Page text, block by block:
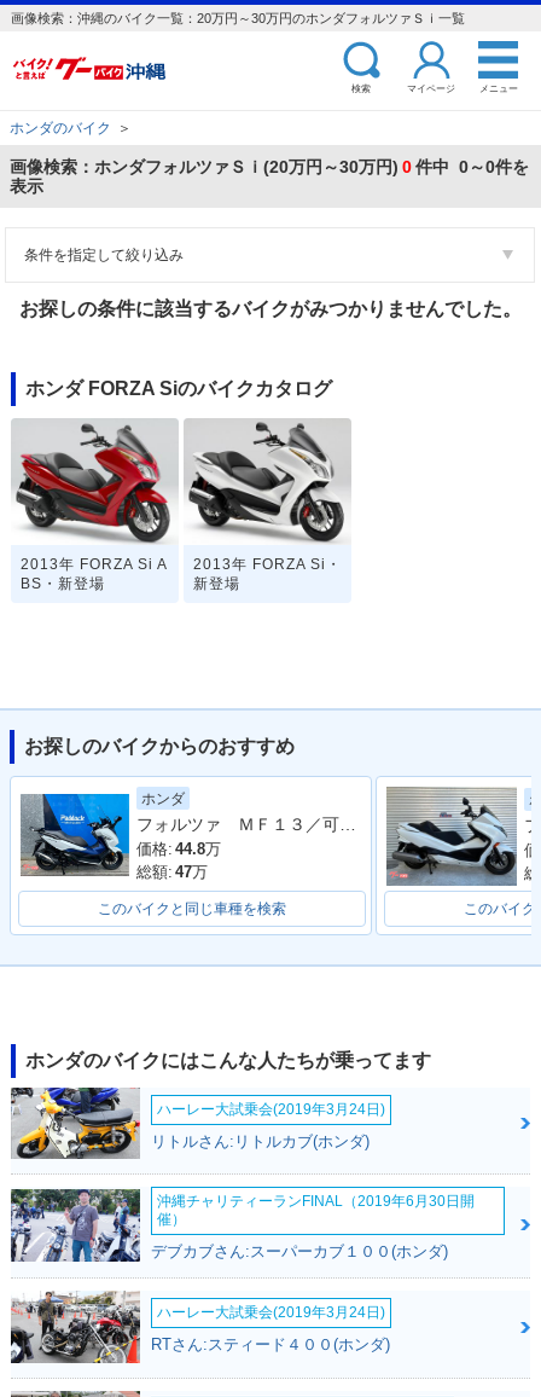
画像検索：沖縄のバイク一覧：20万円～30万円のホンダフォルツァＳｉ一覧
検索 マイページ メニュー
ホンダのバイク ＞
画像検索：ホンダフォルツァＳｉ(20万円～30万円) 0件中 0～0件を
表示
条件を指定して絞り込み
お探しの条件に該当するバイクがみつかりませんでした。
ホンダ FORZA Siのバイクカタログ
2013年 FORZA Si A
BS・新登場
2013年 FORZA Si・
新登場
お探しのバイクからのおすすめ
ホンダ
フォルツァ ＭＦ１３／可動式スクリーン／フルＬＥＤ／ＥＴＣ付き／グリップヒーター
価格: 44.8万
総額: 47万
このバイクと同じ車種を検索 このバイク
ホンダのバイクにはこんな人たちが乗ってます
ハーレー大試乗会(2019年3月24日)
リトルさん:リトルカブ(ホンダ)
沖縄チャリティーランFINAL（2019年6月30日開
催）
デブカブさん:スーパーカブ１００(ホンダ)
ハーレー大試乗会(2019年3月24日)
RTさん:スティード４００(ホンダ)